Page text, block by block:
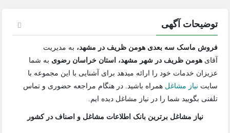
توضیحات آگهی
فروش ماسک سه بعدی هومن ظریف در مشهد، به مدیریت
آقایهومن ظریف در شهر مشهد، استان خراسان رضوی به شما
عزیزان خدمات خود را ارائه میدهد برای آشنایی با این مجموعه با
سایت نیاز مشاغل همراه باشید. در هنگام مراجعه حضوری و تماس
تلفنی بگویید شما را در نیاز مشاغل دیده ایم.
نیاز مشاغل برترین بانک اطلاعات مشاغل و اصناف در کشور